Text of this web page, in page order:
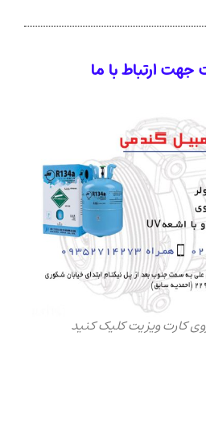
ارتباط با ما
کارت ویزیت کلیک کنید